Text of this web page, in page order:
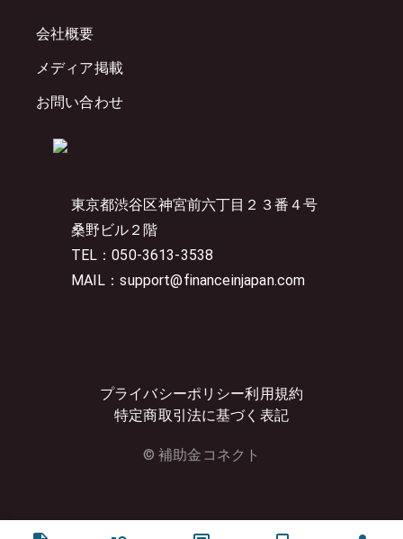
東京都渋谷区神宮前六丁目２３番４号
桑野ビル２階
TEL：050-3613-3538
MAIL：support@financeinjapan.com
プライバシーポリシー利用規約
特定商取引法に基づく表記
© 補助金コネクト
会社概要
メディア掲載
お問い合わせ